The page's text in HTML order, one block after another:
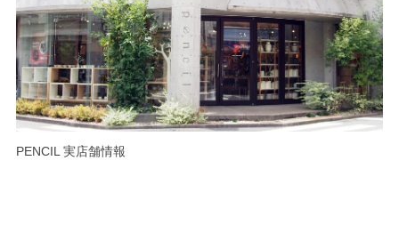
PENCIL 実店舗情報